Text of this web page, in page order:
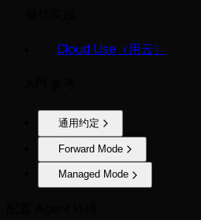
Cloud Use（用云）
通用约定
Forward Mode
Managed Mode